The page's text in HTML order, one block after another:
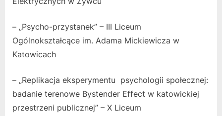
– „Psycho-przystanek” – III Liceum
Ogólnokształcące im. Adama Mickiewicza w
Katowicach
– „Replikacja eksperymentu psychologii społecznej:
badanie terenowe Bystender Effect w katowickiej
przestrzeni publicznej” – X Liceum